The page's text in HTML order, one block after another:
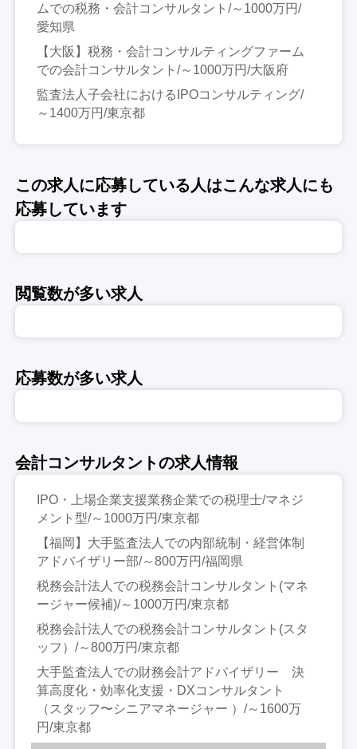
ムでの税務・会計コンサルタント/～1000万円/
愛知県
【大阪】税務・会計コンサルティングファーム
での会計コンサルタント/～1000万円/大阪府
監査法人子会社におけるIPOコンサルティング/
～1400万円/東京都
この求人に応募している人はこんな求人にも
応募しています
閲覧数が多い求人
応募数が多い求人
会計コンサルタントの求人情報
IPO・上場企業支援業務企業での税理士/マネジ
メント型/～1000万円/東京都
【福岡】大手監査法人での内部統制・経営体制
アドバイザリー部/～800万円/福岡県
税務会計法人での税務会計コンサルタント(マネ
ージャー候補)/～1000万円/東京都
税務会計法人での税務会計コンサルタント(スタ
ッフ）/～800万円/東京都
大手監査法人での財務会計アドバイザリー 決
算高度化・効率化支援・DXコンサルタント
（スタッフ〜シニアマネージャー ）/～1600万
円/東京都